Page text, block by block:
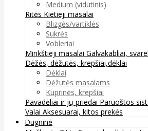
Medium (vidutinis)
Ritės Kietieji masalai
Blizgės/vartiklės
Sukrės
Vobleriai
Minkštieji masalai Galvakabliai,
Dėžės, dėžutės, krepšiai,dėklai
Dėklai
Dėžutės masalams
Kuprinės, krepšiai
Pavadėliai ir jų priedai Paruoštos
Valai Aksesuarai, kitos prekės
Dugninė